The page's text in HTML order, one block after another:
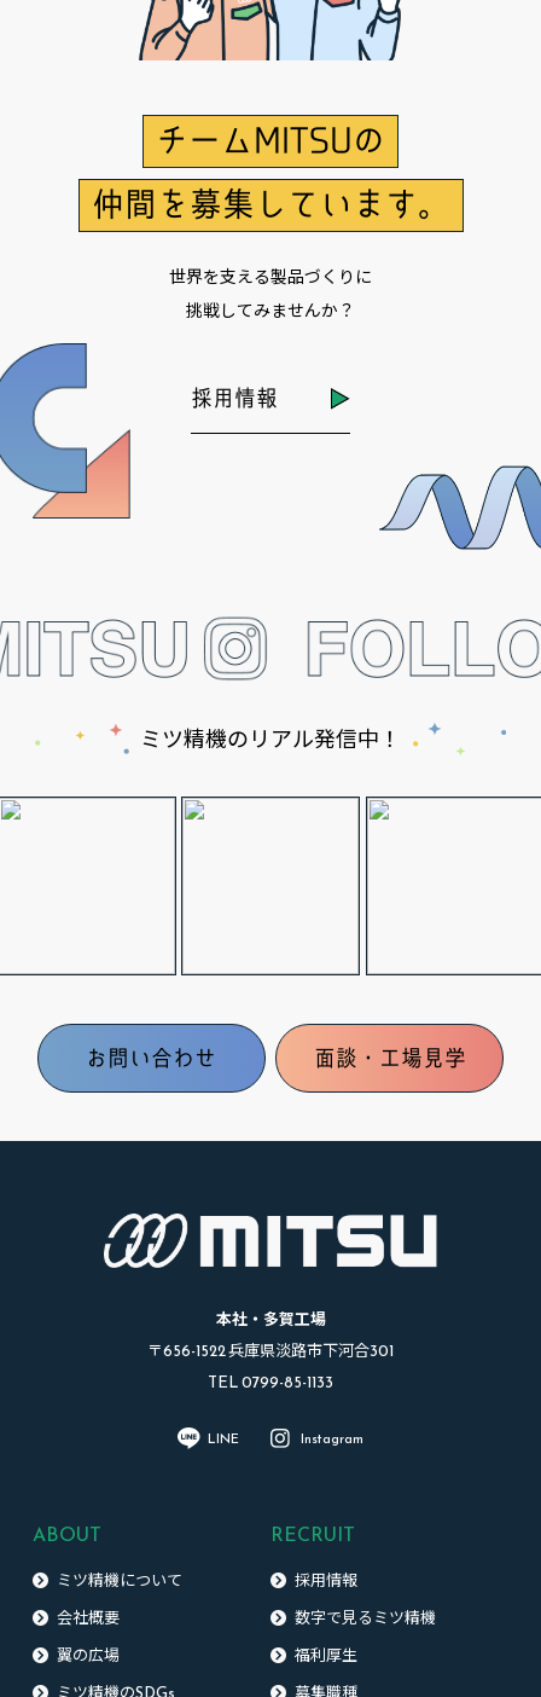
チームMITSUの
仲間を募集しています。
世界を支える製品づくりに
挑戦してみませんか？
採用情報
ミツ精機のリアル発信中！
お問い合わせ 面談・工場見学
本社・多賀工場
〒656-1522 兵庫県淡路市下河合301
TEL 0799-85-1133
LINE Instagram
ABOUT
ミツ精機について
会社概要
翼の広場
ミツ精機のSDGs
RECRUIT
採用情報
数字で見るミツ精機
福利厚生
募集職種